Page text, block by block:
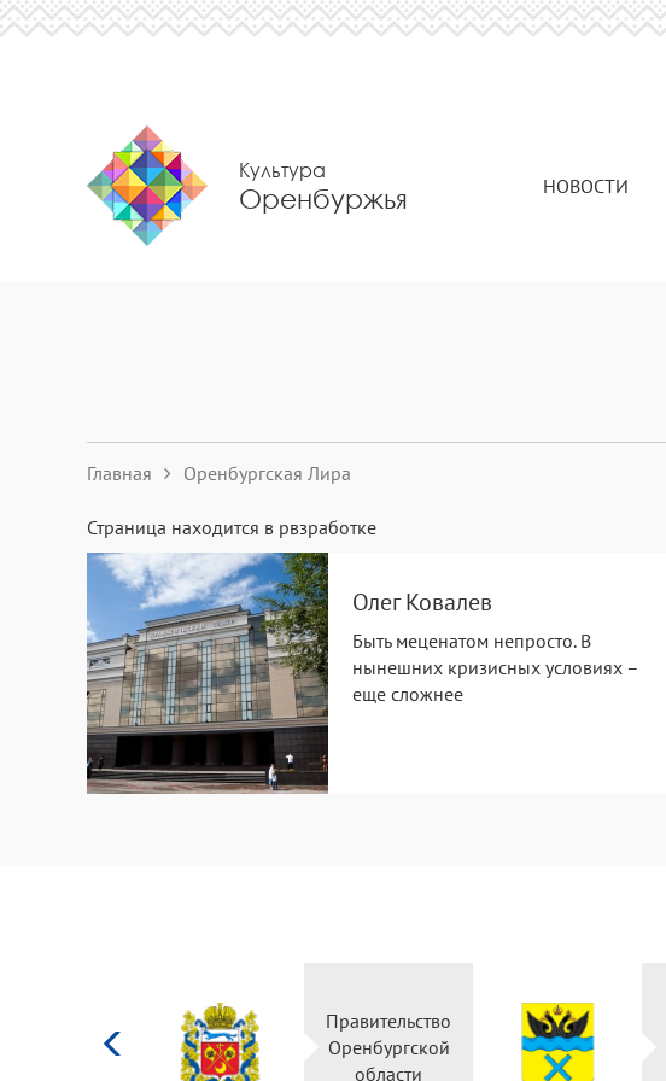
Культура
Оренбуржья НОВОСТИ
Главная Оренбургская Лира
Страница находится в рвзработке
Олег Ковалев
Быть меценатом непросто. В
нынешних кризисных условиях –
еще сложнее
Правительство
Оренбургской
области